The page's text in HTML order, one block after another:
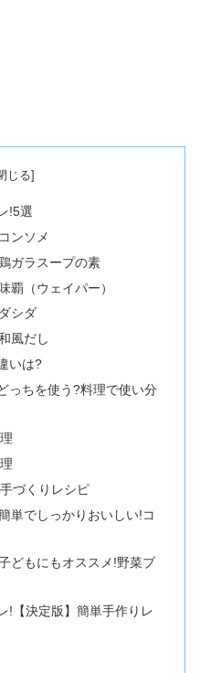
!5選
ンソメ
ガラスープの素
覇（ウェイパー）
シダ
風だし
いは?
っちを使う?料理で使い分
づくりレシピ
単でしっかりおいしい!コ
どもにもオススメ!野菜ブ
!【決定版】簡単手作りレ